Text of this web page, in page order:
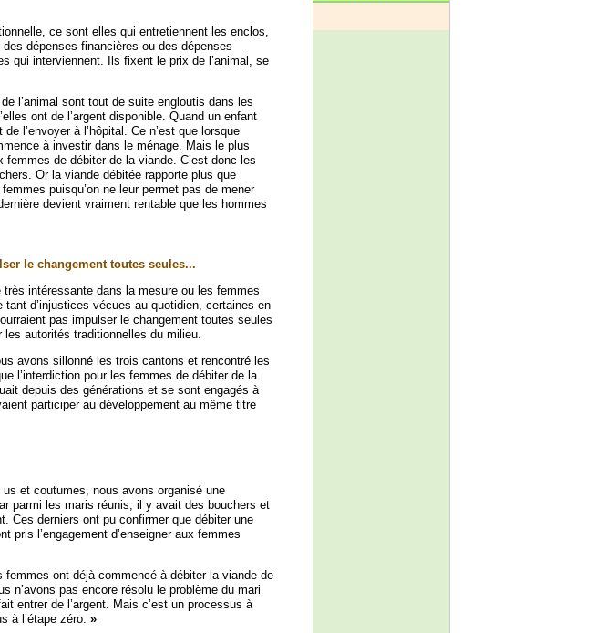
ce sont elles qui entretiennent les enclos,
dépenses financières ou des dépenses
qui interviennent. Ils fixent le prix de l’animal, se
l’animal sont tout de suite engloutis dans les
ont de l’argent disponible. Quand un enfant
l’envoyer à l’hôpital. Ce n’est que lorsque
à investir dans le ménage. Mais le plus
de débiter de la viande. C’est donc les
Or la viande débitée rapporte plus que
puisqu’on ne leur permet pas de mener
devient vraiment rentable que les hommes
le changement toutes seules...
intéressante dans la mesure ou les femmes
d’injustices vécues au quotidien, certaines en
pas impulser le changement toutes seules
autorités traditionnelles du milieu.
avons sillonné les trois cantons et rencontré les
l’interdiction pour les femmes de débiter de la
depuis des générations et se sont engagés à
participer au développement au même titre
et coutumes, nous avons organisé une
parmi les maris réunis, il y avait des bouchers et
Ces derniers ont pu confirmer que débiter une
pris l’engagement d’enseigner aux femmes
femmes ont déjà commencé à débiter la viande de
n’avons pas encore résolu le problème du mari
entrer de l’argent. Mais c’est un processus à
à l’étape zéro. »